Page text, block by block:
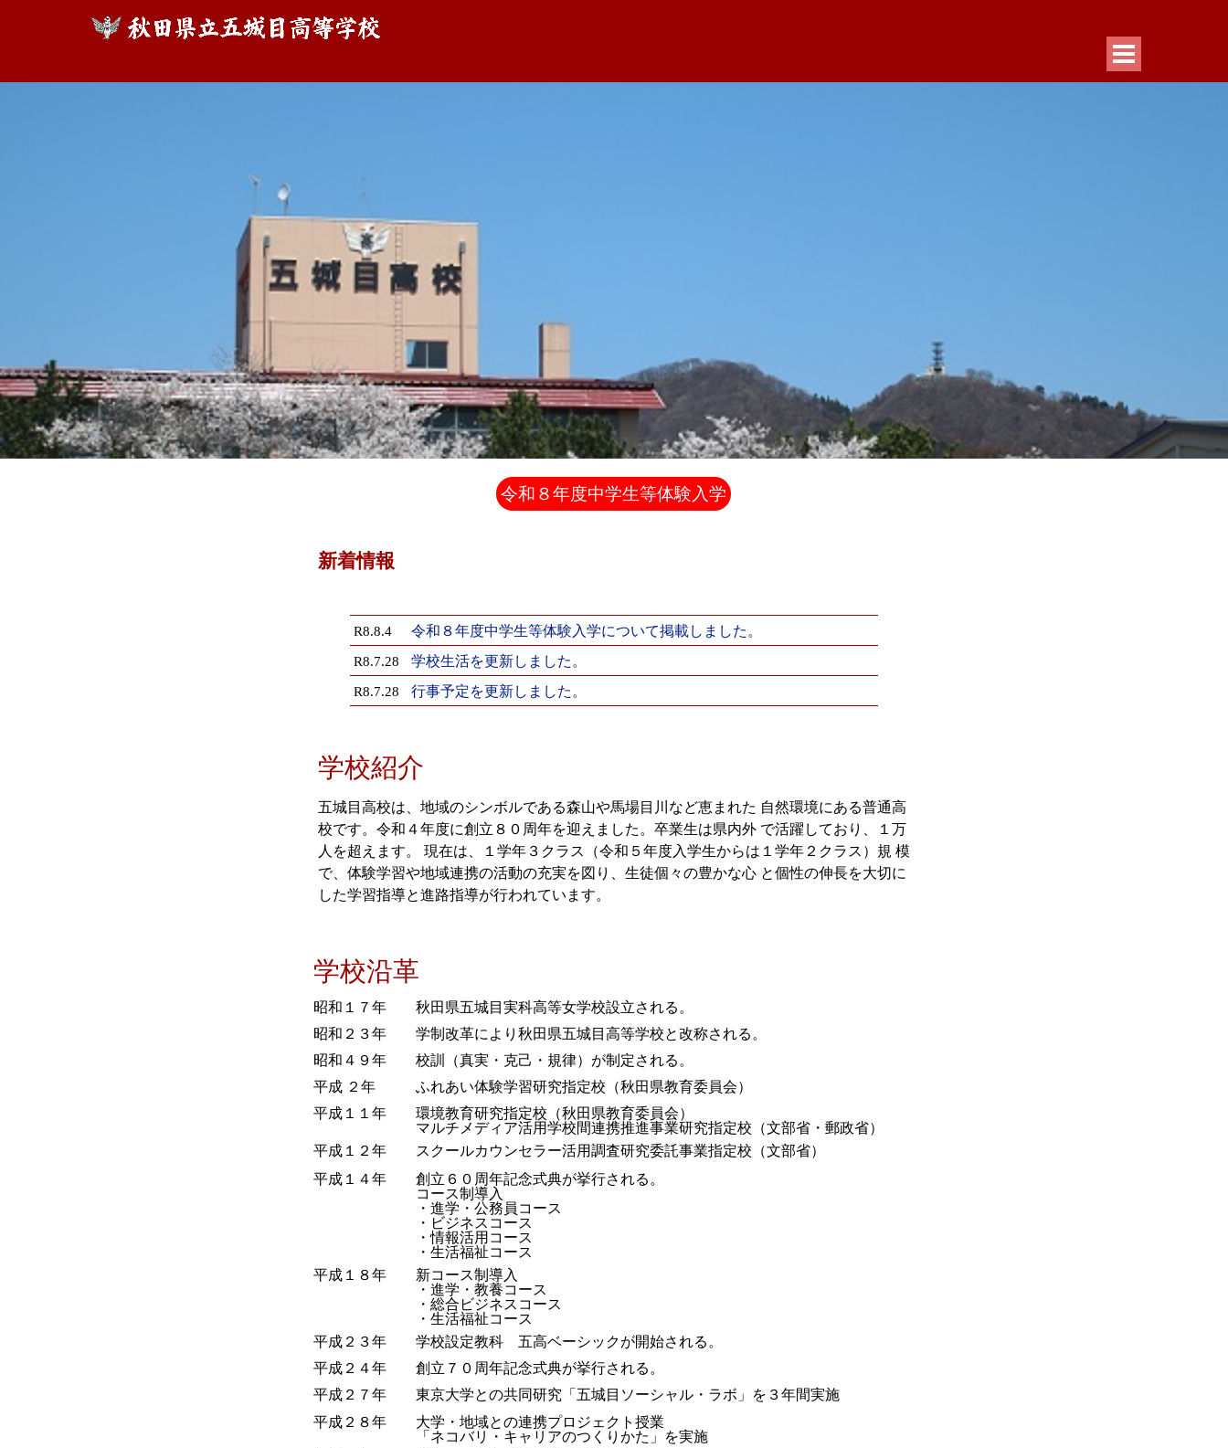
令和８年度中学生等体験入学
新着情報
R8.8.4 令和８年度中学生等体験入学について掲載しました。
R8.7.28 学校生活を更新しました。
R8.7.28 行事予定を更新しました。
学校紹介
五城目高校は、地域のシンボルである森山や馬場目川など恵まれた 自然環境にある普通高
校です。令和４年度に創立８０周年を迎えました。卒業生は県内外 で活躍しており、１万
人を超えます。 現在は、１学年３クラス（令和５年度入学生からは１学年２クラス）規 模
で、体験学習や地域連携の活動の充実を図り、生徒個々の豊かな心 と個性の伸長を大切に
した学習指導と進路指導が行われています。
学校沿革
昭和１７年
秋田県五城目実科高等女学校設立される。
昭和２３年
学制改革により秋田県五城目高等学校と改称される。
昭和４９年
校訓（真実・克己・規律）が制定される。
平成 ２年
ふれあい体験学習研究指定校（秋田県教育委員会）
平成１１年
環境教育研究指定校（秋田県教育委員会）
マルチメディア活用学校間連携推進事業研究指定校（文部省・郵政省）
平成１２年
スクールカウンセラー活用調査研究委託事業指定校（文部省）
平成１４年
創立６０周年記念式典が挙行される。
コース制導入
・進学・公務員コース
・ビジネスコース
・情報活用コース
・生活福祉コース
平成１８年
新コース制導入
・進学・教養コース
・総合ビジネスコース
・生活福祉コース
平成２３年
学校設定教科 五高ベーシックが開始される。
平成２４年
創立７０周年記念式典が挙行される。
平成２７年
東京大学との共同研究「五城目ソーシャル・ラボ」を３年間実施
平成２８年
大学・地域との連携プロジェクト授業
「ネコバリ・キャリアのつくりかた」を実施